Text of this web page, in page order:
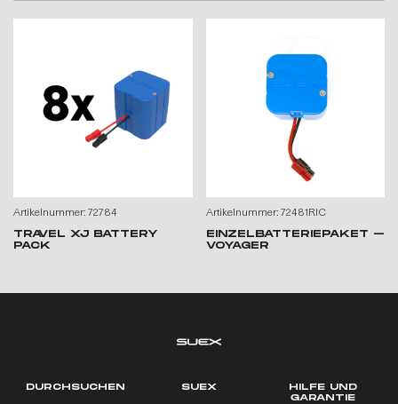
Artikelnummer: 72784
TRAVEL XJ BATTERY
PACK
Artikelnummer: 72481RIC
EINZELBATTERIEPAKET –
VOYAGER
DURCHSUCHEN SUEX
HILFE UND
GARANTIE